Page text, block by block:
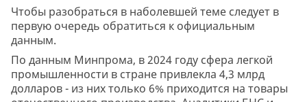
Чтобы разобраться в наболевшей теме следует в
первую очередь обратиться к официальным
данным.
По данным Минпрома, в 2024 году сфера легкой
промышленности в стране привлекла 4,3 млрд
долларов - из них только 6% приходится на товары